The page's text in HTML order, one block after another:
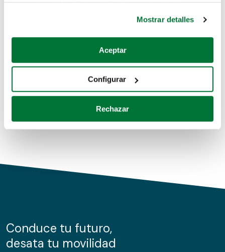
Si lo permite, también quisiéramos:
Recopilar información sobre su ubicación geográfica
Identificar su dispositivo analizándolo activamente
para buscar características específicas (huellas
Obtenga más información sobre cómo se procesan sus
de cookies.
información sobre el uso que haga del sitio web con
nuestros partners de redes sociales, publicidad y análisis
Mostrar detalles
Aceptar
Configurar
Rechazar
Coches de segunda mano
Coches de km0
Conduce tu futuro,
desata tu movilidad